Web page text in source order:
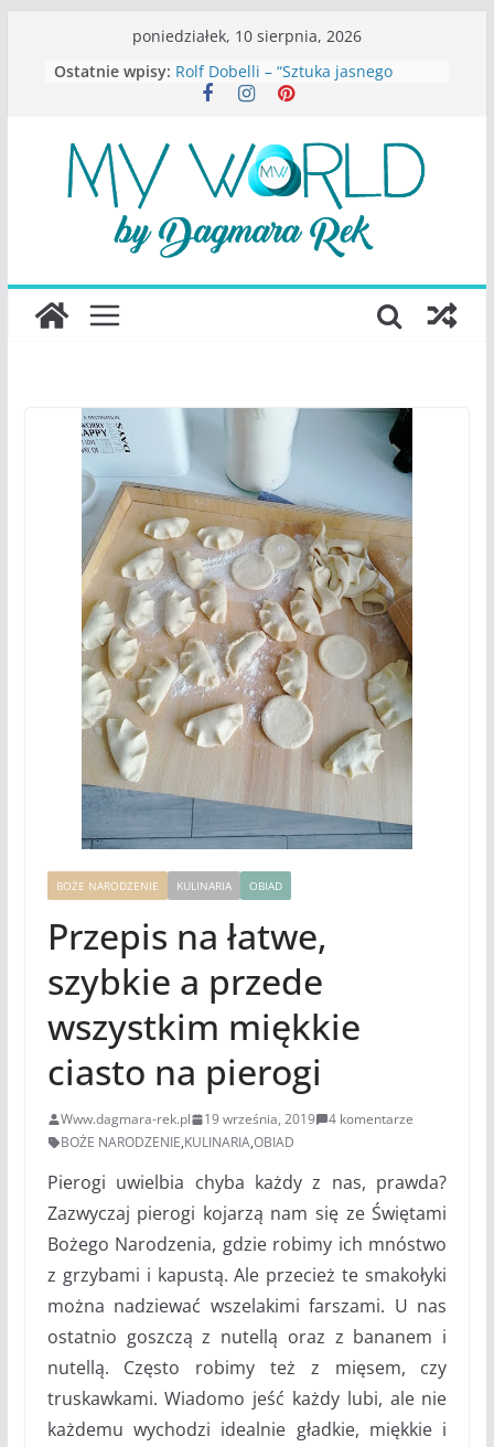
poniedziałek, 10 sierpnia, 2026
Ostatnie wpisy: Rolf Dobelli – “Sztuka jasnego
myślenia”
Konstancina. Sekrety seksbiznesu”
Katarzyna Lewandowicz – Zanim
straciliśmy siebie
Judith Joseph – “Wysoko
funkcjonująca depresja”
S.Wynn-Williams – “Bezwzględni. O
największego portalu
BOŻE NARODZENIE KULINARIA OBIAD
Przepis na łatwe,
szybkie a przede
wszystkim miękkie
ciasto na pierogi
Www.dagmara-rek.pl 19 września, 2019
4 komentarze
BOŻE NARODZENIE,KULINARIA,OBIAD
Pierogi uwielbia chyba każdy z nas, prawda?
Zazwyczaj pierogi kojarzą nam się ze Świętami
Bożego Narodzenia, gdzie robimy ich mnóstwo
z grzybami i kapustą. Ale przecież te smakołyki
można nadziewać wszelakimi farszami. U nas
ostatnio goszczą z nutellą oraz z bananem i
nutellą. Często robimy też z mięsem, czy
truskawkami. Wiadomo jeść każdy lubi, ale nie
każdemu wychodzi idealnie gładkie, miękkie i